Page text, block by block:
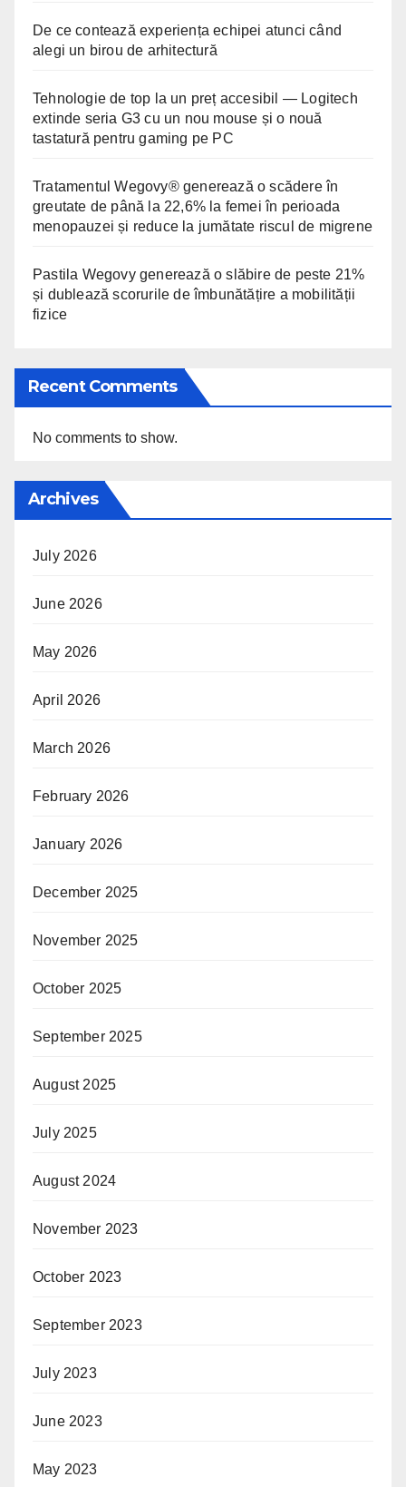
De ce contează experiența echipei atunci când
alegi un birou de arhitectură
Tehnologie de top la un preț accesibil — Logitech
extinde seria G3 cu un nou mouse și o nouă
tastatură pentru gaming pe PC
Tratamentul Wegovy® generează o scădere în
greutate de până la 22,6% la femei în perioada
menopauzei și reduce la jumătate riscul de migrene
Pastila Wegovy generează o slăbire de peste 21%
și dublează scorurile de îmbunătățire a mobilității
fizice
Recent Comments
No comments to show.
Archives
July 2026
June 2026
May 2026
April 2026
March 2026
February 2026
January 2026
December 2025
November 2025
October 2025
September 2025
August 2025
July 2025
August 2024
November 2023
October 2023
September 2023
July 2023
June 2023
May 2023